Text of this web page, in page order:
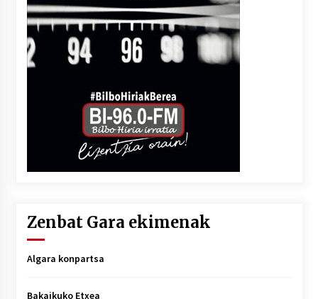
Zenbat Gara ekimenak
Algara konpartsa
Bakaikuko Etxea